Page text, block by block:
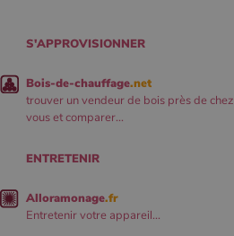
S'APPROVISIONNER
Bois-de-chauffage.net
trouver un vendeur de bois près de chez
vous et comparer...
ENTRETENIR
Alloramonage.fr
Entretenir votre appareil...